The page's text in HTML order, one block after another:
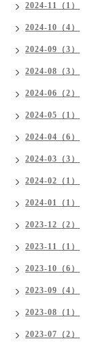
2024-11（1）
2024-10（4）
2024-09（3）
2024-08（3）
2024-06（2）
2024-05（1）
2024-04（6）
2024-03（3）
2024-02（1）
2024-01（1）
2023-12（2）
2023-11（1）
2023-10（6）
2023-09（4）
2023-08（1）
2023-07（2）